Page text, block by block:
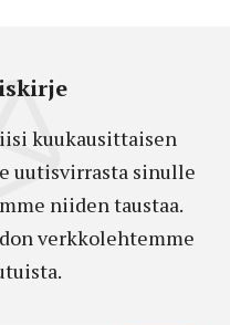
kuukausittaisen
uutisvirrasta sinulle
niiden taustaa.
verkkolehtemme